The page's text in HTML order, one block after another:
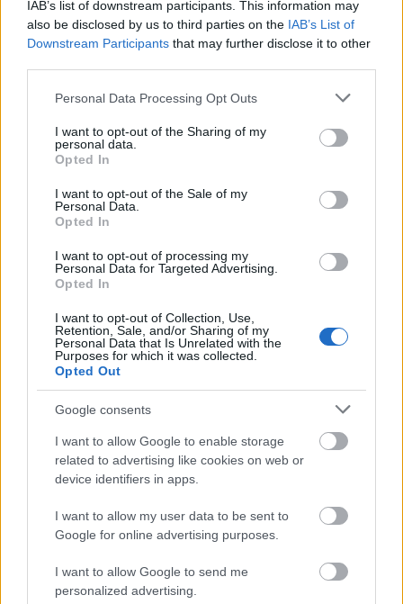
IAB’s list of downstream participants. This information may
also be disclosed by us to third parties on the IAB’s List of
Downstream Participants that may further disclose it to other
Please note that this website/app uses one or more Google
not limited to your visit or usage behaviour. You may click to
grant or deny consent to Google and its third-party tags to
use your data for below specified purposes in below Google
consent section.
Personal Data Processing Opt Outs
I want to opt-out of the Sharing of my
personal data.
Opted In
I want to opt-out of the Sale of my
Personal Data.
Opted In
I want to opt-out of processing my
Personal Data for Targeted Advertising.
Opted In
I want to opt-out of Collection, Use,
Retention, Sale, and/or Sharing of my
Personal Data that Is Unrelated with the
Purposes for which it was collected.
Opted Out
Google consents
I want to allow Google to enable storage
related to advertising like cookies on web or
device identifiers in apps.
I want to allow my user data to be sent to
Google for online advertising purposes.
I want to allow Google to send me
personalized advertising.
ΕΛΛΑΔΑ
Σύρος: Με μάσκα και γάντια στο σπίτι,
κυνηγημένη στα στενά – Τα βίντεο που
ξετυλίγουν το θρίλερ
ΕΛΛΑΔΑ